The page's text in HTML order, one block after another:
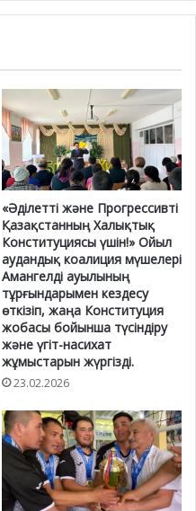
«Әділетті және Прогрессивті
Қазақстанның Халықтық
Конституциясы үшін!» Ойыл
аудандық коалиция мүшелері
Амангелді ауылының
тұрғындарымен кездесу
өткізіп, жаңа Конституция
жобасы бойынша түсіндіру
және үгіт-насихат
жұмыстарын жүргізді.
23.02.2026